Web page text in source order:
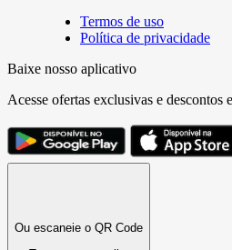
Termos de uso
Política de privacidade
Baixe nosso aplicativo
Acesse ofertas exclusivas e descontos
Ou escaneie o QR Code